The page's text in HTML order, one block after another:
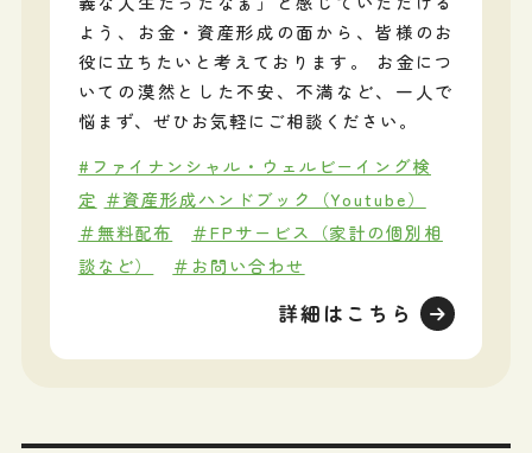
よう、お金・資産形成の面から、皆様のお
役に立ちたいと考えております。 お金につ
いての漠然とした不安、不満など、一人で
悩まず、ぜひお気軽にご相談ください。
#ファイナンシャル・ウェルビーイング検
定 ＃資産形成ハンドブック（Youtube）
＃無料配布
＃FPサービス（家計の個別相
談など）
＃お問い合わせ
詳細はこちら